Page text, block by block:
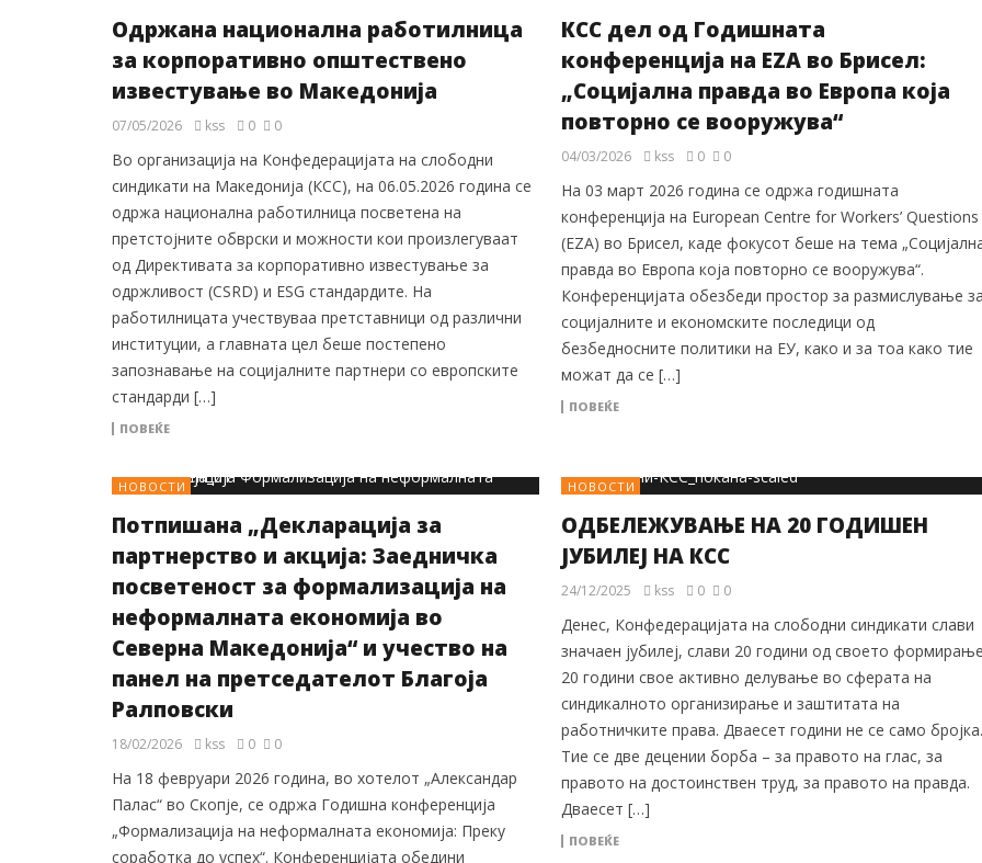
Одржана национална работилница
за корпоративно општествено
известување во Македонија
07/05/2026 kss 0 0
Во организација на Конфедерацијата на слободни
синдикати на Македонија (КСС), на 06.05.2026 година се
одржа национална работилница посветена на
претстојните обврски и можности кои произлегуваат
од Директивата за корпоративно известување за
одржливост (CSRD) и ESG стандардите. На
работилницата учествуваа претставници од различни
институции, а главната цел беше постепено
запознавање на социјалните партнери со европските
стандарди […]
ПОВЕЌЕ
КСС дел од Годишната
конференција на EZA во Брисел:
„Социјална правда во Европа која
повторно се вооружува“
04/03/2026 kss 0 0
На 03 март 2026 година се одржа годишната
конференција на European Centre for Workers’ Questions
(EZA) во Брисел, каде фокусот беше на тема
правда во Европа која повторно се вооружува“.
Конференцијата обезбеди простор за размислување
социјалните и економските последици од
безбедносните политики на ЕУ, како и за тоа како тие
можат да се […]
ПОВЕЌЕ
НОВОСТИ
Потпишана „Декларација за
партнерство и акција: Заедничка
посветеност за формализација на
неформалната економија во
Северна Македонија“ и учество на
панел на претседателот Благоја
Ралповски
18/02/2026 kss 0 0
На 18 февруари 2026 година, во хотелот „Александар
Палас“ во Скопје, се одржа Годишна конференција
„Формализација на неформалната економија: Преку
соработка до успех“. Конференцијата обедини
НОВОСТИ
ОДБЕЛЕЖУВАЊЕ НА 20 ГОДИШЕН
ЈУБИЛЕЈ НА КСС
24/12/2025 kss 0 0
Денес, Конфедерацијата на слободни синдикати слави
значаен јубилеј, слави 20 години од своето
20 години свое активно делување во сферата на
синдикалното организирање и заштитата на
работничките права. Дваесет години не се само бројка.
Тие се две децении борба – за правото на глас, за
правото на достоинствен труд, за правото на правда.
Дваесет […]
ПОВЕЌЕ